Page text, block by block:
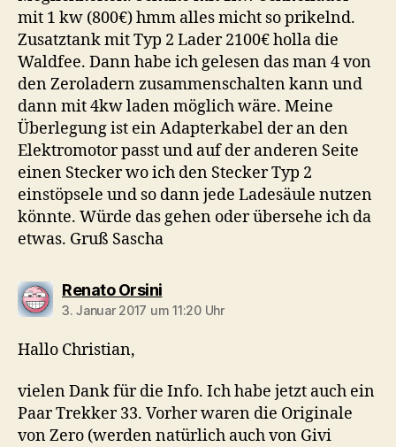
mit 1 kw (800€) hmm alles micht so prikelnd.
Zusatztank mit Typ 2 Lader 2100€ holla die
Waldfee. Dann habe ich gelesen das man 4 von
den Zeroladern zusammenschalten kann und
dann mit 4kw laden möglich wäre. Meine
Überlegung ist ein Adapterkabel der an den
Elektromotor passt und auf der anderen Seite
einen Stecker wo ich den Stecker Typ 2
einstöpsele und so dann jede Ladesäule nutzen
könnte. Würde das gehen oder übersehe ich da
etwas. Gruß Sascha
Renato Orsinisagt:
3. Januar 2017 um 11:20 Uhr
Hallo Christian,
vielen Dank für die Info. Ich habe jetzt auch ein
Paar Trekker 33. Vorher waren die Originale
von Zero (werden natürlich auch von Givi